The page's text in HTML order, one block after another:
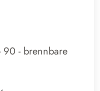
90 - brennbare